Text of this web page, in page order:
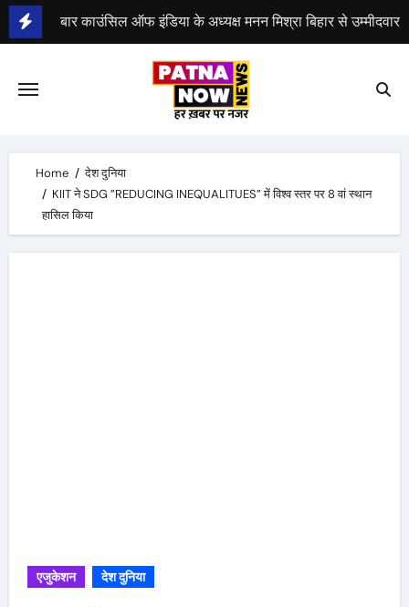
Skip
to
भीम सेना का 21 अगस्त को भारत बंद, राजद का बंद को समर्थन
Home
देश दुनिया
KIIT ने SDG ”REDUCING INEQUALITUES” में विश्व स्तर पर 8 वां स्थान
हासिल किया
एजुकेशन देश दुनिया